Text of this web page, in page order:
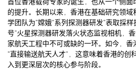
的提升。长期以来，香港在基础研究领
学团队为“嫦娥”系列探测器研发“表取採
号”火星探测器研发落火状态监视相机，
家航天工程中不可或缺的一环。如今，香
“直接输送航天人才”，这意味着香港的创
入到更深层次的核心参与阶段。